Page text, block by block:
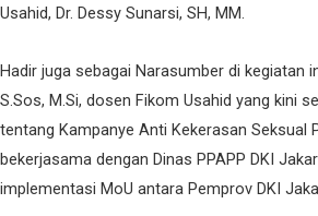
Usahid, Dr. Dessy Sunarsi, SH, MM.
Hadir juga sebagai Narasumber di kegiatan
S.Sos, M.Si, dosen Fikom Usahid yang kini
tentang Kampanye Anti Kekerasan Seksual
bekerjasama dengan Dinas PPAPP DKI
implementasi MoU antara Pemprov DKI